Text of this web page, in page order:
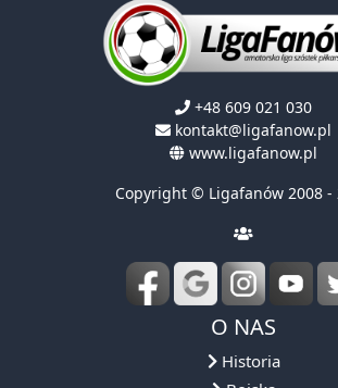
+48 609 021 030
kontakt@ligafanow.pl
www.ligafanow.pl
Copyright © Ligafanów 2008 -
O NAS